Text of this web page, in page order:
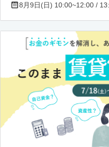
8月9日(日) 10:00~12:00 /